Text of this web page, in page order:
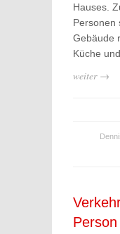
Hauses.
Personen
Gebäude
Küche
weiter →